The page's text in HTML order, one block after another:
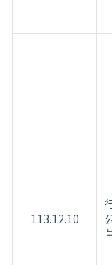
113.12.10